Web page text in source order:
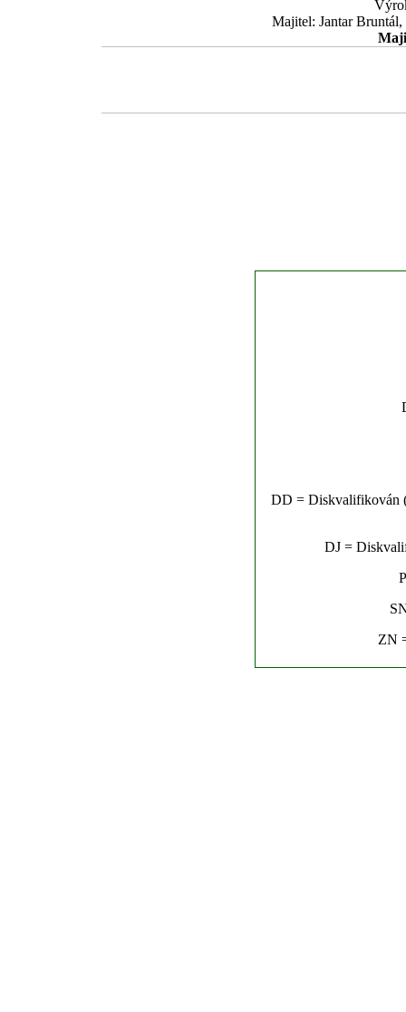
Majitel: Jantar
DD = Diskvalifikován
DJ =
ZN